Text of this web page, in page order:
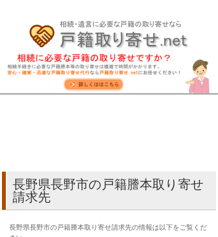
長野県長野市の戸籍謄本取り寄せ
請求先
長野県長野市の戸籍謄本取り寄せ請求先の情報は以下をご覧くだ